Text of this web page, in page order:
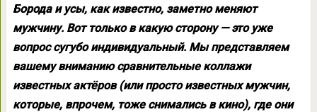
Борода и усы, как известно, заметно меняют
мужчину. Вот только в какую сторону — это уже
вопрос сугубо индивидуальный. Мы представляем
вашему вниманию сравнительные коллажи
известных актёров (или просто известных мужчин,
которые, впрочем, тоже снимались в кино), где они